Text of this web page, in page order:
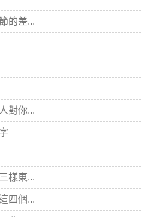
的差...
對你...
樣東...
四個...